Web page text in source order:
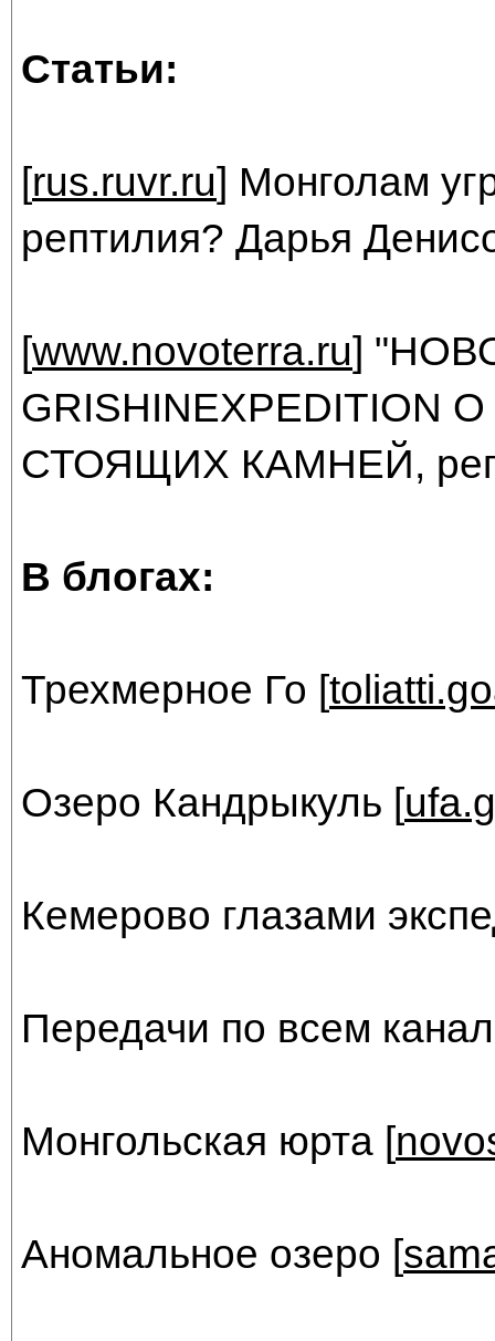
Статьи:
[rus.ruvr.ru] Монголам
рептилия? Дарья
[www.novoterra.ru]
СТОЯЩИХ КАМНЕЙ,
В блогах:
Трехмерное Го [
Озеро Кандрыкуль [
Кемерово глазами
Передачи по всем
Монгольская юрта [
Аномальное озеро [